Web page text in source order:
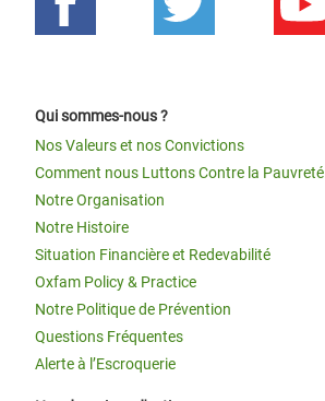
Qui sommes-nous ?
Nos Valeurs et nos Convictions
Comment nous Luttons Contre la Pauvreté
Notre Organisation
Notre Histoire
Situation Financière et Redevabilité
Oxfam Policy & Practice
Notre Politique de Prévention
Questions Fréquentes
Alerte à l’Escroquerie